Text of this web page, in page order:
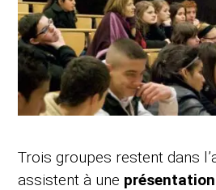
Trois groupes restent dans
assistent à une